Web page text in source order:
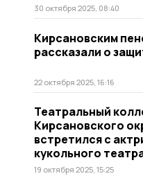
30 октября 2025, 08:40
Кирсановским
рассказали о
22 октября 2025, 16:16
Театральный
Кирсановского
встретился с
кукольного
19 октября 2025, 15:25